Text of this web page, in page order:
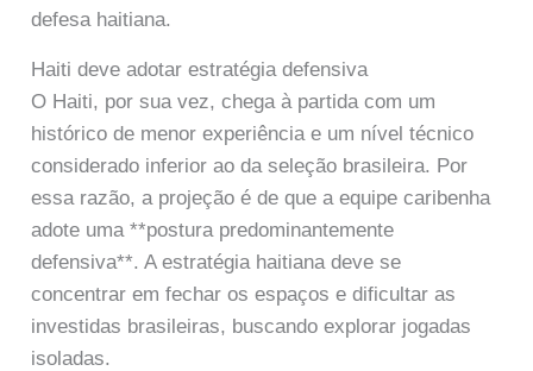
defesa haitiana.
Haiti deve adotar estratégia defensiva
O Haiti, por sua vez, chega à partida com um
histórico de menor experiência e um nível técnico
considerado inferior ao da seleção brasileira. Por
essa razão, a projeção é de que a equipe caribenha
adote uma **postura predominantemente
defensiva**. A estratégia haitiana deve se
concentrar em fechar os espaços e dificultar as
investidas brasileiras, buscando explorar jogadas
isoladas.